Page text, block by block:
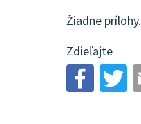
Žiadne prílohy.
Zdieľajte